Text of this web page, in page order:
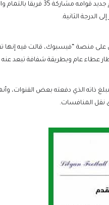
الدرجة الثانية.
على منصة “فيسبوك، قالت فيه إنها
عطاء عام وبطريقة شفافة تبعد عنه
ذاته الذي دفعته بعض القنوات،
نقل المنافسات.